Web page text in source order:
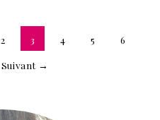
2 3 4 5
6
Suivant →